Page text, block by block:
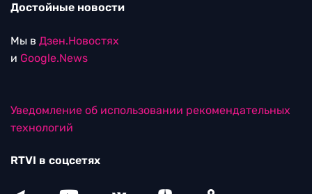
Достойные новости
Мы в Дзен.Новостях
и Google.News
Уведомление об использовании рекомендательных
технологий
RTVI в соцсетях